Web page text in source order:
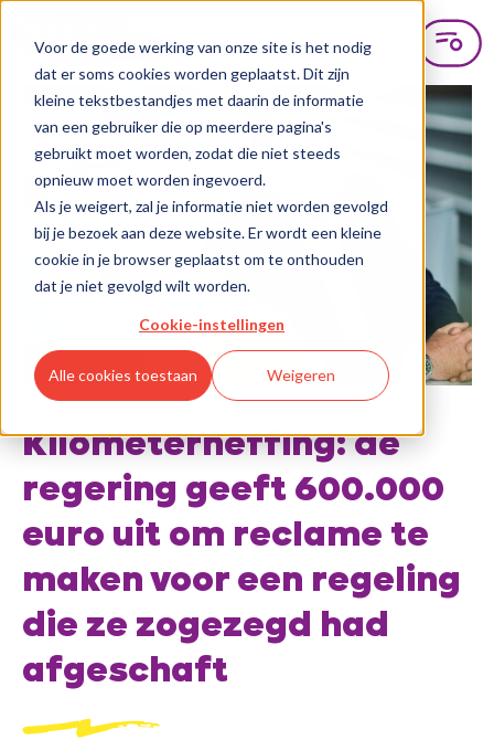
Voor de goede werking van onze site is het nodig
dat er soms cookies worden geplaatst. Dit zijn
kleine tekstbestandjes met daarin de informatie
van een gebruiker die op meerdere pagina's
gebruikt moet worden, zodat die niet steeds
opnieuw moet worden ingevoerd.
Als je weigert, zal je informatie niet worden gevolgd
bij je bezoek aan deze website. Er wordt een kleine
cookie in je browser geplaatst om te onthouden
dat je niet gevolgd wilt worden.
Cookie-instellingen
Alle cookies toestaan Weigeren
Kilometerheffing: de
regering geeft 600.000
euro uit om reclame te
maken voor een regeling
die ze zogezegd had
afgeschaft